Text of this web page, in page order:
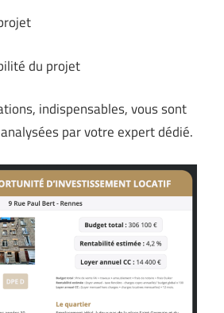
du projet
indispensables, vous sont
par votre expert dédié.